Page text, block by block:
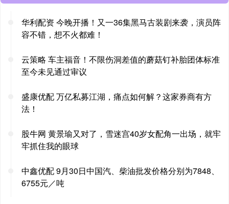
华利配资 今晚开播！又一36集黑马古装剧来袭，演员阵
容不错，想不火都难！
云策略 车主福音！不限伤洞差值的蘑菇钉补胎团体标准
至今未见通过审议
盛康优配 万亿私募江湖，痛点如何解？这家券商有方
法！
股牛网 黄景瑜又对了，雪迷宫40岁女配角一出场，就牢
牢抓住我的眼球
中鑫优配 9月30日中国汽、柴油批发价格分别为7848、
6755元／吨